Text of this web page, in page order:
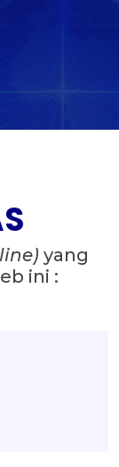
yang
ini :